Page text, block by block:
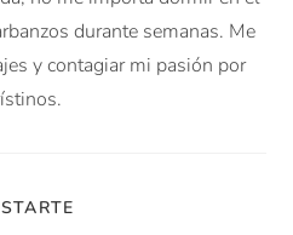
durante semanas. Me
y contagiar mi pasión por